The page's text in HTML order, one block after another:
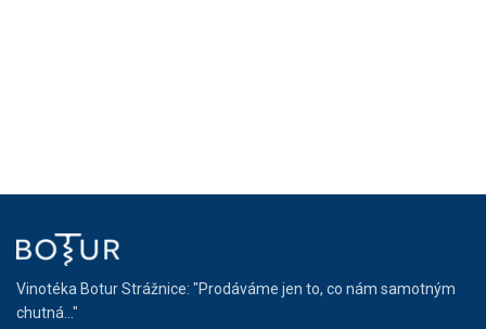
Vinotéka Botur Strážnice: "Prodáváme jen to, co nám samotným
chutná..."